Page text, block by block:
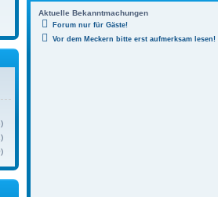
Aktuelle Bekanntmachungen
Forum nur für Gäste!
Vor dem Meckern bitte erst aufmerksam lesen!